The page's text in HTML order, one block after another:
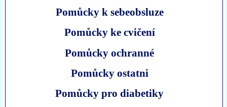
Pomůcky k sebeobsluze
Pomůcky ke cvičení
Pomůcky ochranné
Pomůcky ostatni
Pomůcky pro diabetiky